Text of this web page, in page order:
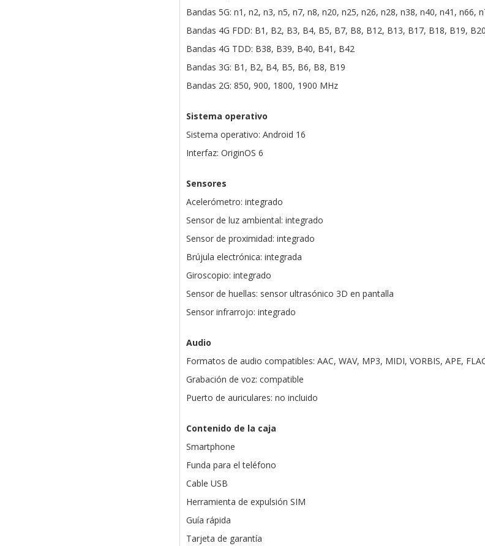
Bandas 5G: n1, n2, n3, n5, n7, n8, n20, n25, n26, n28, n38, n40, n41, n66,
Bandas 4G FDD: B1, B2, B3, B4, B5, B7, B8, B12, B13, B17, B18, B19,
Bandas 4G TDD: B38, B39, B40, B41, B42
Bandas 3G: B1, B2, B4, B5, B6, B8, B19
Bandas 2G: 850, 900, 1800, 1900 MHz
Sistema operativo
Sistema operativo: Android 16
Interfaz: OriginOS 6
Sensores
Acelerómetro: integrado
Sensor de luz ambiental: integrado
Sensor de proximidad: integrado
Brújula electrónica: integrada
Giroscopio: integrado
Sensor de huellas: sensor ultrasónico 3D en pantalla
Sensor infrarrojo: integrado
Audio
Formatos de audio compatibles: AAC, WAV, MP3, MIDI, VORBIS, APE,
Grabación de voz: compatible
Puerto de auriculares: no incluido
Contenido de la caja
Smartphone
Funda para el teléfono
Cable USB
Herramienta de expulsión SIM
Guía rápida
Tarjeta de garantía